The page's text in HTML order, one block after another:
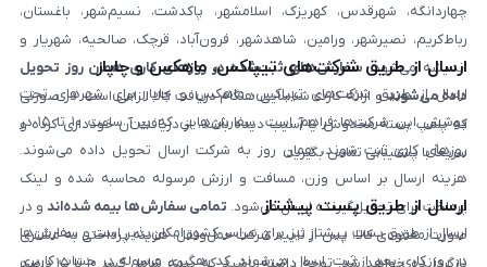
چهاردانگه، شهرقدس، کهریزک، اسلامشهر، پاکدشت، نسیم‌شهر، باغستان،
رباط‌کریم، نصیرشهر، ورامین، شاهدشهر، فرون‌آباد، قرچک، صالحیه، شهریار و
اندیشه می‌شود. سفارش‌های ثبت‌شده در روزهای کاری همان روز تحویل
داده می‌شوندو ارائه کارت شناسایی هنگام دریافت کالا الزامی است. در صورتی
که پلمپ بسته مخدوش یا آسیب دیده باشد، از دریافت آن خودداری کرده و
سریعاً با پشتیبانی تماس بگیرید.
ارسال از طریق شرکت‌های تیپاکس، ماهکس و چاپار
ارسال از طریق شرکت‌های تیپاکس، ماهکس و چاپار برای شهرهای تحت
پوشش این شرکت‌ها فراهم است. سفارش‌هایی که بین ساعت ۱۰ تا ۱۵ در
روزهای کاری ثبت شوند، همان روز به شرکت ارسال تحویل داده می‌شوند.
هزینه ارسال بر اساس وزن، مسافت و ارزش مرسوله محاسبه شده و لینک
پرداخت برای تحویل‌گیرنده ارسال می‌شود. تمامی سفارش‌ها بیمه شده‌اند و در
صورت مفقودی کالا، پس از تایید شرکت حمل‌ونقل، هزینه پرداختی به مشتری
بازگردانده خواهد شد. توجه داشته باشید که بیمه شامل کسر ۱۰ تا ۱۵ درصد
ارسال از طریق پست پیشتاز
ارسال از طریق پست پیشتاز نیز برای سراسر کشور امکان‌پذیر است و سفارش‌ها
در روز کاری بعد از ثبت، ارسال می‌شوند. کد رهگیری مرسوله در حساب کاربری